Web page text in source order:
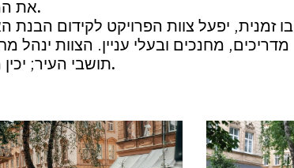
את.
בו זמנית, יפעל צוות הפרויקט לקידום
מדריכים, מחנכים ובעלי עניין. הצוות ינהל
תושבי העיר;.